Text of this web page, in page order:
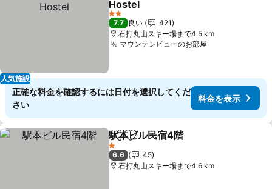
人気施設
Hostel
2 ホテルのランク
7.7 良い
421
石打丸山スキー場まで4.5 km
マウンテンビューのお部屋
正確な料金を確認するには日付を選択してくだ
さい
料金を表示
シェアお気に入りに追加
駅本ビル民宿4階
1 ホテルのランク
6.6
45
石打丸山スキー場まで4.6 km